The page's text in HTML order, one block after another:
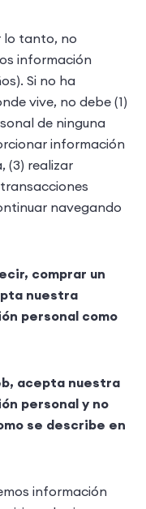
lo tanto, no
información
Si no ha
vive, no debe (1)
de ninguna
información
(3) realizar
navegando
comprar un
nuestra
personal como
acepta nuestra
personal y no
se describe en
información